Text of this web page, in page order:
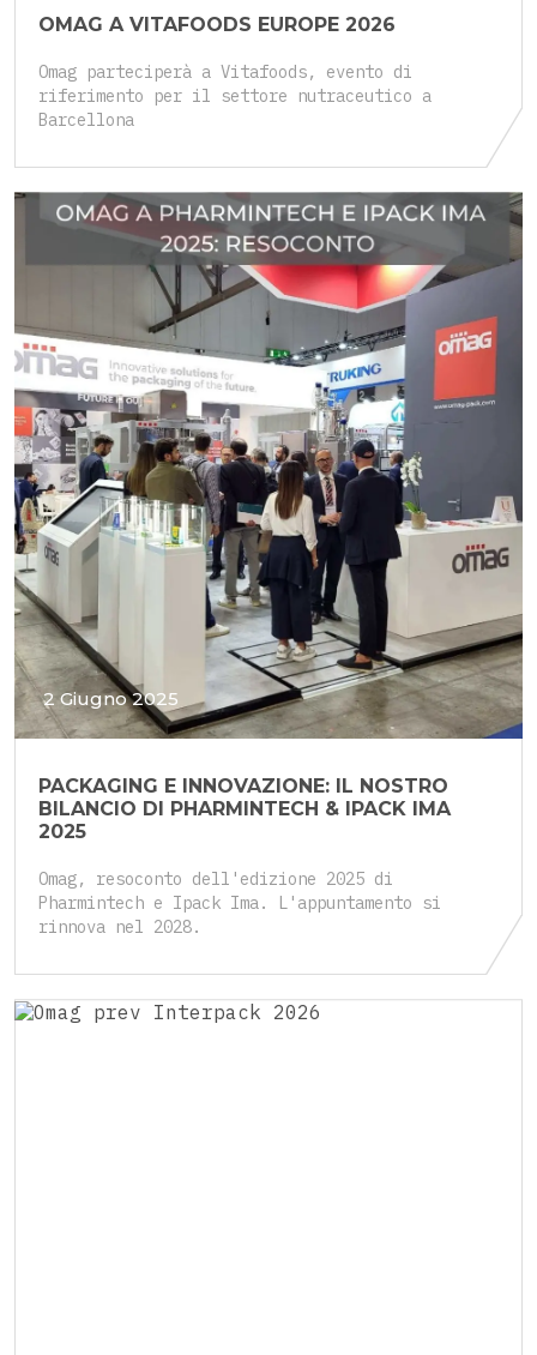
OMAG A VITAFOODS EUROPE 2026
Omag parteciperà a Vitafoods, evento di
riferimento per il settore nutraceutico a
Barcellona
2 Giugno 2025
PACKAGING E INNOVAZIONE: IL NOSTRO
BILANCIO DI PHARMINTECH & IPACK IMA
2025
Omag, resoconto dell'edizione 2025 di
Pharmintech e Ipack Ima. L'appuntamento si
rinnova nel 2028.